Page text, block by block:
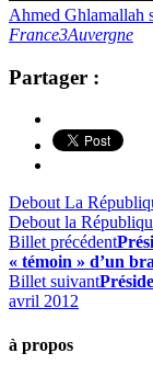
Ahmed
France3Auvergne
Partager :
Debout La
Debout la
Billet précédent
« témoin » d’un
Billet suivant
avril 2012
à propos